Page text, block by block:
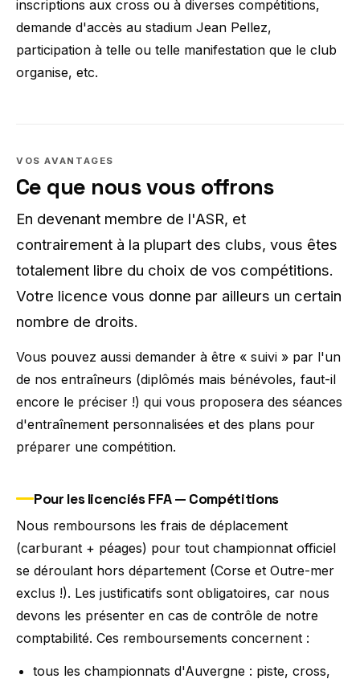
inscriptions aux cross ou à diverses compétitions,
demande d'accès au stadium Jean Pellez,
participation à telle ou telle manifestation que le club
organise, etc.
VOS AVANTAGES
Ce que nous vous offrons
En devenant membre de l'ASR, et
contrairement à la plupart des clubs, vous êtes
totalement libre du choix de vos compétitions.
Votre licence vous donne par ailleurs un certain
nombre de droits.
Vous pouvez aussi demander à être « suivi » par l'un
de nos entraîneurs (diplômés mais bénévoles, faut-il
encore le préciser !) qui vous proposera des séances
d'entraînement personnalisées et des plans pour
préparer une compétition.
Pour les licenciés FFA — Compétitions
Nous remboursons les frais de déplacement
(carburant + péages) pour tout championnat officiel
se déroulant hors département (Corse et Outre-mer
exclus !). Les justificatifs sont obligatoires, car nous
devons les présenter en cas de contrôle de notre
comptabilité. Ces remboursements concernent :
tous les championnats d'Auvergne : piste, cross,